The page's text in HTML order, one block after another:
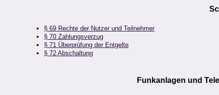
§ 69 Rechte der Nutzer und Teilnehmer
§ 70 Zahlungsverzug
§ 71 Überprüfung der Entgelte
§ 72 Abschaltung
Funkanlagen und